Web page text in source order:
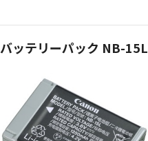
バッテリーパック NB-15L